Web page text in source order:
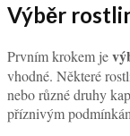
Výběr
Prvním krokem je
vhodné. Některé
nebo různé druhy
příznivým